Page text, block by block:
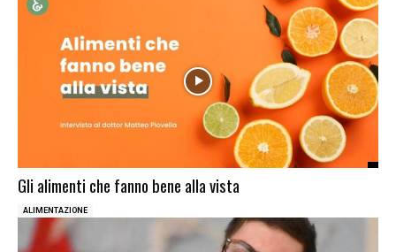
Gli alimenti che fanno bene alla vista
ALIMENTAZIONE